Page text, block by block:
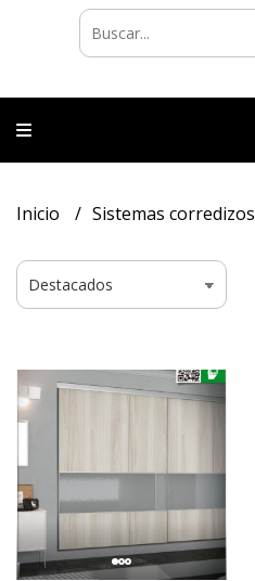
Inicio Sistemas corredizos